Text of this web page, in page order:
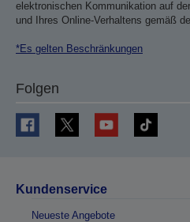
elektronischen Kommunikation auf
und Ihres Online-Verhaltens gemäß
*Es gelten Beschränkungen
Folgen
Kundenservice
Neueste Angebote